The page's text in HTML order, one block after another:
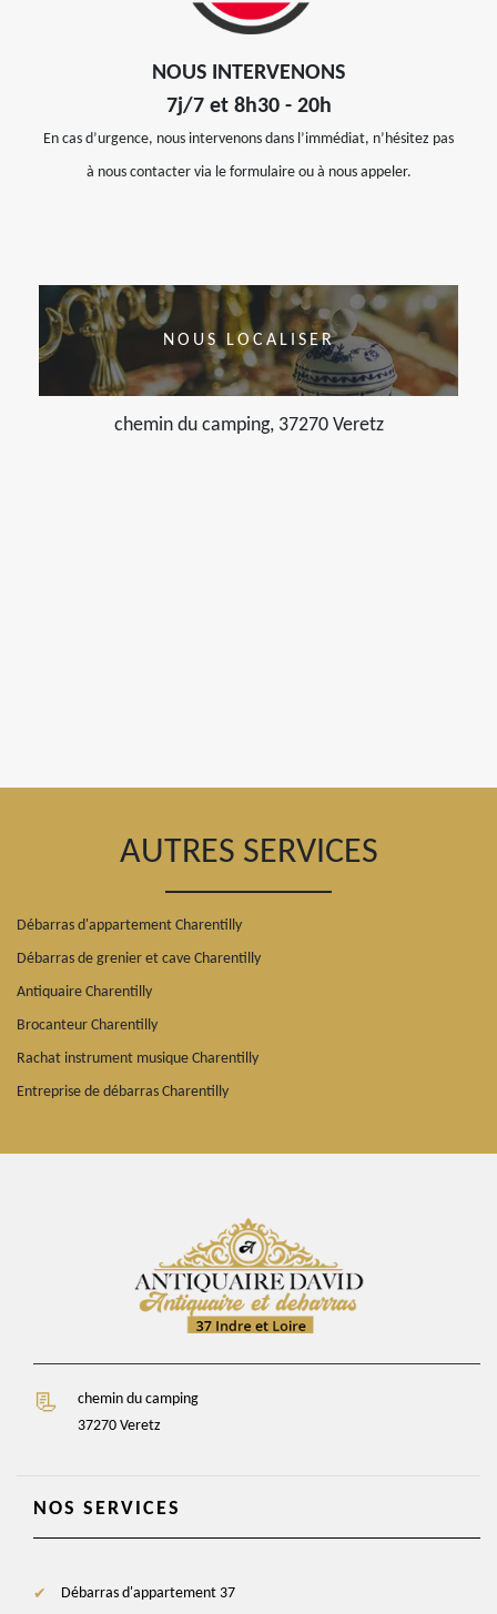
NOUS INTERVENONS
7j/7 et 8h30 - 20h
En cas d’urgence, nous intervenons dans l’immédiat, n’hésitez pas
à nous contacter via le formulaire ou à nous appeler.
NOUS LOCALISER
chemin du camping, 37270 Veretz
AUTRES SERVICES
Débarras d'appartement Charentilly
Débarras de grenier et cave Charentilly
Antiquaire Charentilly
Brocanteur Charentilly
Rachat instrument musique Charentilly
Entreprise de débarras Charentilly
chemin du camping
37270 Veretz
NOS SERVICES
Débarras d'appartement 37